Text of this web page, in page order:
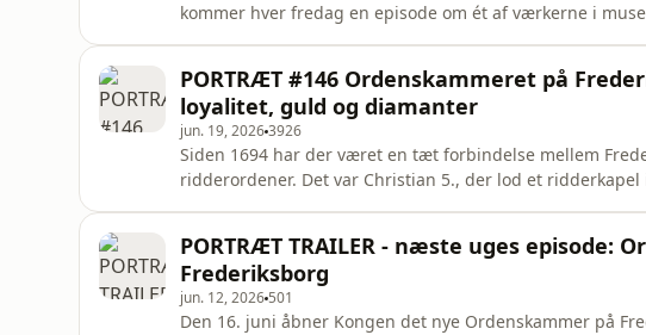
kommer hver fredag en episode om ét af værkerne i
mennesker fra historien. Histo
PORTRÆT #146 Ordenskammeret på
loyalitet, guld og diamanter
jun. 19, 20263926
Siden 1694 har der været en tæt forbindelse mellem
ridderordener. Det var Christian 5., der lod et
adelen tættere til d
PORTRÆT TRAILER - næste uges episode:
Frederiksborg
jun. 12, 2026 501
Den 16. juni åbner Kongen det nye Ordenskammer på